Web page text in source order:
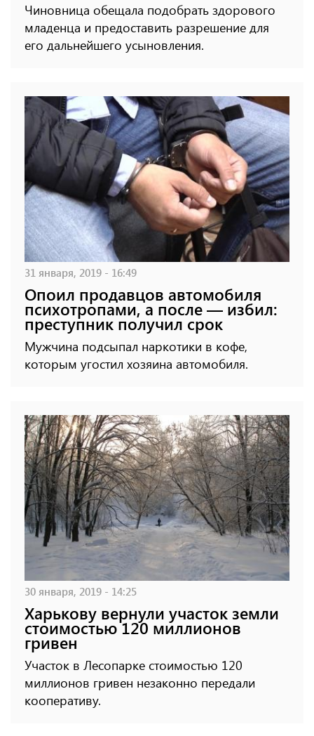
Чиновница обещала подобрать здорового
младенца и предоставить разрешение для
его дальнейшего усыновления.
31 января, 2019 - 16:49
Опоил продавцов автомобиля
психотропами, а после — избил:
преступник получил срок
Мужчина подсыпал наркотики в кофе,
которым угостил хозяина автомобиля.
30 января, 2019 - 14:25
Харькову вернули участок земли
стоимостью 120 миллионов
гривен
Участок в Лесопарке стоимостью 120
миллионов гривен незаконно передали
кооперативу.